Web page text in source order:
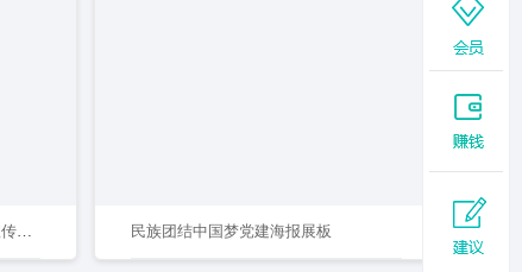
卡通风格创意班级公约校园文化宣传海报 民族团结中国梦党建海报展板